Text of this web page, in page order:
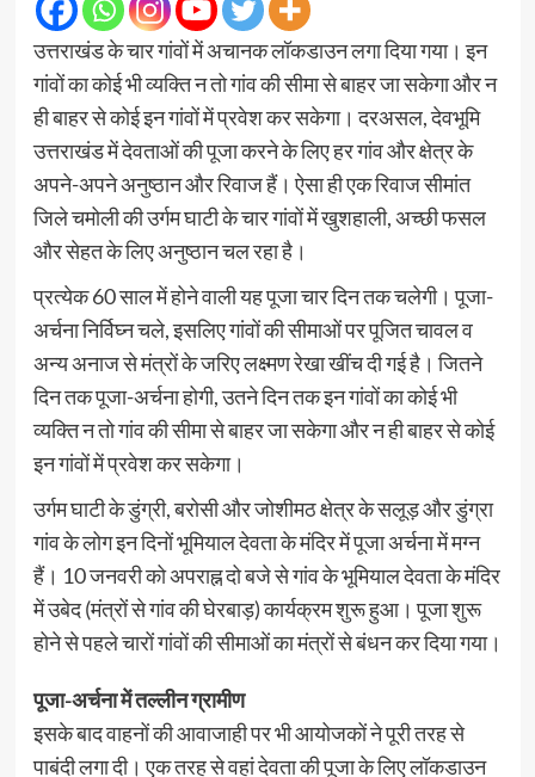
उत्तराखंड के चार गांवों में अचानक लॉकडाउन लगा दिया गया। इन
गांवों का कोई भी व्यक्ति न तो गांव की सीमा से बाहर जा सकेगा और न
ही बाहर से कोई इन गांवों में प्रवेश कर सकेगा। दरअसल, देवभूमि
उत्तराखंड में देवताओं की पूजा करने के लिए हर गांव और क्षेत्र के
अपने-अपने अनुष्ठान और रिवाज हैं। ऐसा ही एक रिवाज सीमांत
जिले चमोली की उर्गम घाटी के चार गांवों में खुशहाली, अच्छी फसल
और सेहत के लिए अनुष्ठान चल रहा है।
प्रत्येक 60 साल में होने वाली यह पूजा चार दिन तक चलेगी। पूजा-
अर्चना निर्विघ्न चले, इसलिए गांवों की सीमाओं पर पूजित चावल व
अन्य अनाज से मंत्रों के जरिए लक्ष्मण रेखा खींच दी गई है। जितने
दिन तक पूजा-अर्चना होगी, उतने दिन तक इन गांवों का कोई भी
व्यक्ति न तो गांव की सीमा से बाहर जा सकेगा और न ही बाहर से कोई
इन गांवों में प्रवेश कर सकेगा।
उर्गम घाटी के डुंग्री, बरोसी और जोशीमठ क्षेत्र के सलूड़ और डुंग्रा
गांव के लोग इन दिनों भूमियाल देवता के मंदिर में पूजा अर्चना में मग्न
हैं। 10 जनवरी को अपराह्न दो बजे से गांव के भूमियाल देवता के मंदिर
में उबेद (मंत्रों से गांव की घेरबाड़) कार्यक्रम शुरू हुआ। पूजा शुरू
होने से पहले चारों गांवों की सीमाओं का मंत्रों से बंधन कर दिया गया।
पूजा-अर्चना में तल्लीन ग्रामीण
इसके बाद वाहनों की आवाजाही पर भी आयोजकों ने पूरी तरह से
पाबंदी लगा दी। एक तरह से वहां देवता की पूजा के लिए लॉकडाउन